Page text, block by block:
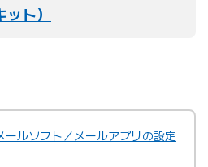
ト）
ルソフト／メールアプリの設定